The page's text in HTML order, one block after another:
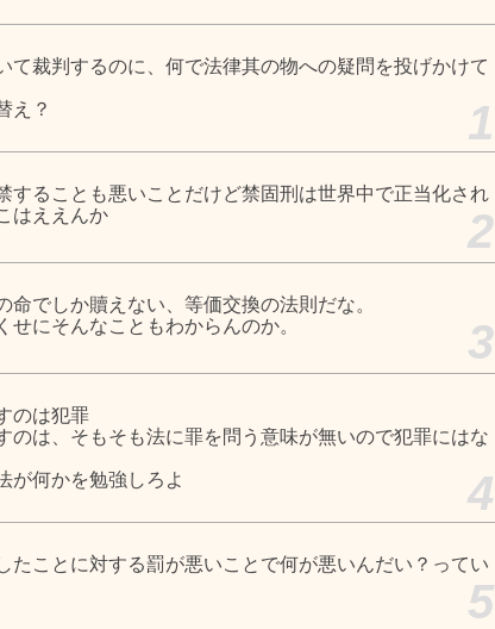
て裁判するのに、何で法律其の物への疑問を投げかけて
え？
1
することも悪いことだけど禁固刑は世界中で正当化され
はええんか
2
命でしか贖えない、等価交換の法則だな。
せにそんなこともわからんのか。
3
のは犯罪
のは、そもそも法に罪を問う意味が無いので犯罪にはな
が何かを勉強しろよ
4
たことに対する罰が悪いことで何が悪いんだい？ってい
5